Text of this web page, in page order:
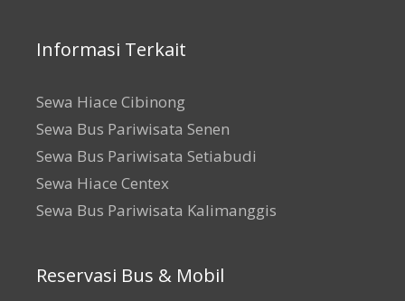
Informasi Terkait
Sewa Hiace Cibinong
Sewa Bus Pariwisata Senen
Sewa Bus Pariwisata Setiabudi
Sewa Hiace Centex
Sewa Bus Pariwisata Kalimanggis
Reservasi Bus & Mobil